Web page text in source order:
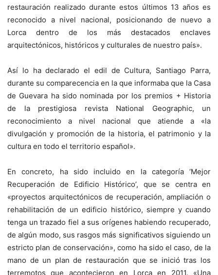
restauración realizado durante estos últimos 13 años es
reconocido a nivel nacional, posicionando de nuevo a
Lorca dentro de los más destacados enclaves
arquitectónicos, históricos y culturales de nuestro país».
Así lo ha declarado el edil de Cultura, Santiago Parra,
durante su comparecencia en la que informaba que la Casa
de Guevara ha sido nominada por los premios + Historia
de la prestigiosa revista National Geographic, un
reconocimiento a nivel nacional que atiende a «la
divulgación y promoción de la historia, el patrimonio y la
cultura en todo el territorio español».
En concreto, ha sido incluido en la categoría ‘Mejor
Recuperación de Edificio Histórico’, que se centra en
«proyectos arquitectónicos de recuperación, ampliación o
rehabilitación de un edificio histórico, siempre y cuando
tenga un trazado fiel a sus orígenes habiendo recuperado,
de algún modo, sus rasgos más significativos siguiendo un
estricto plan de conservación», como ha sido el caso, de la
mano de un plan de restauración que se inició tras los
terremotos que acontecieron en Lorca en 2011. «Una